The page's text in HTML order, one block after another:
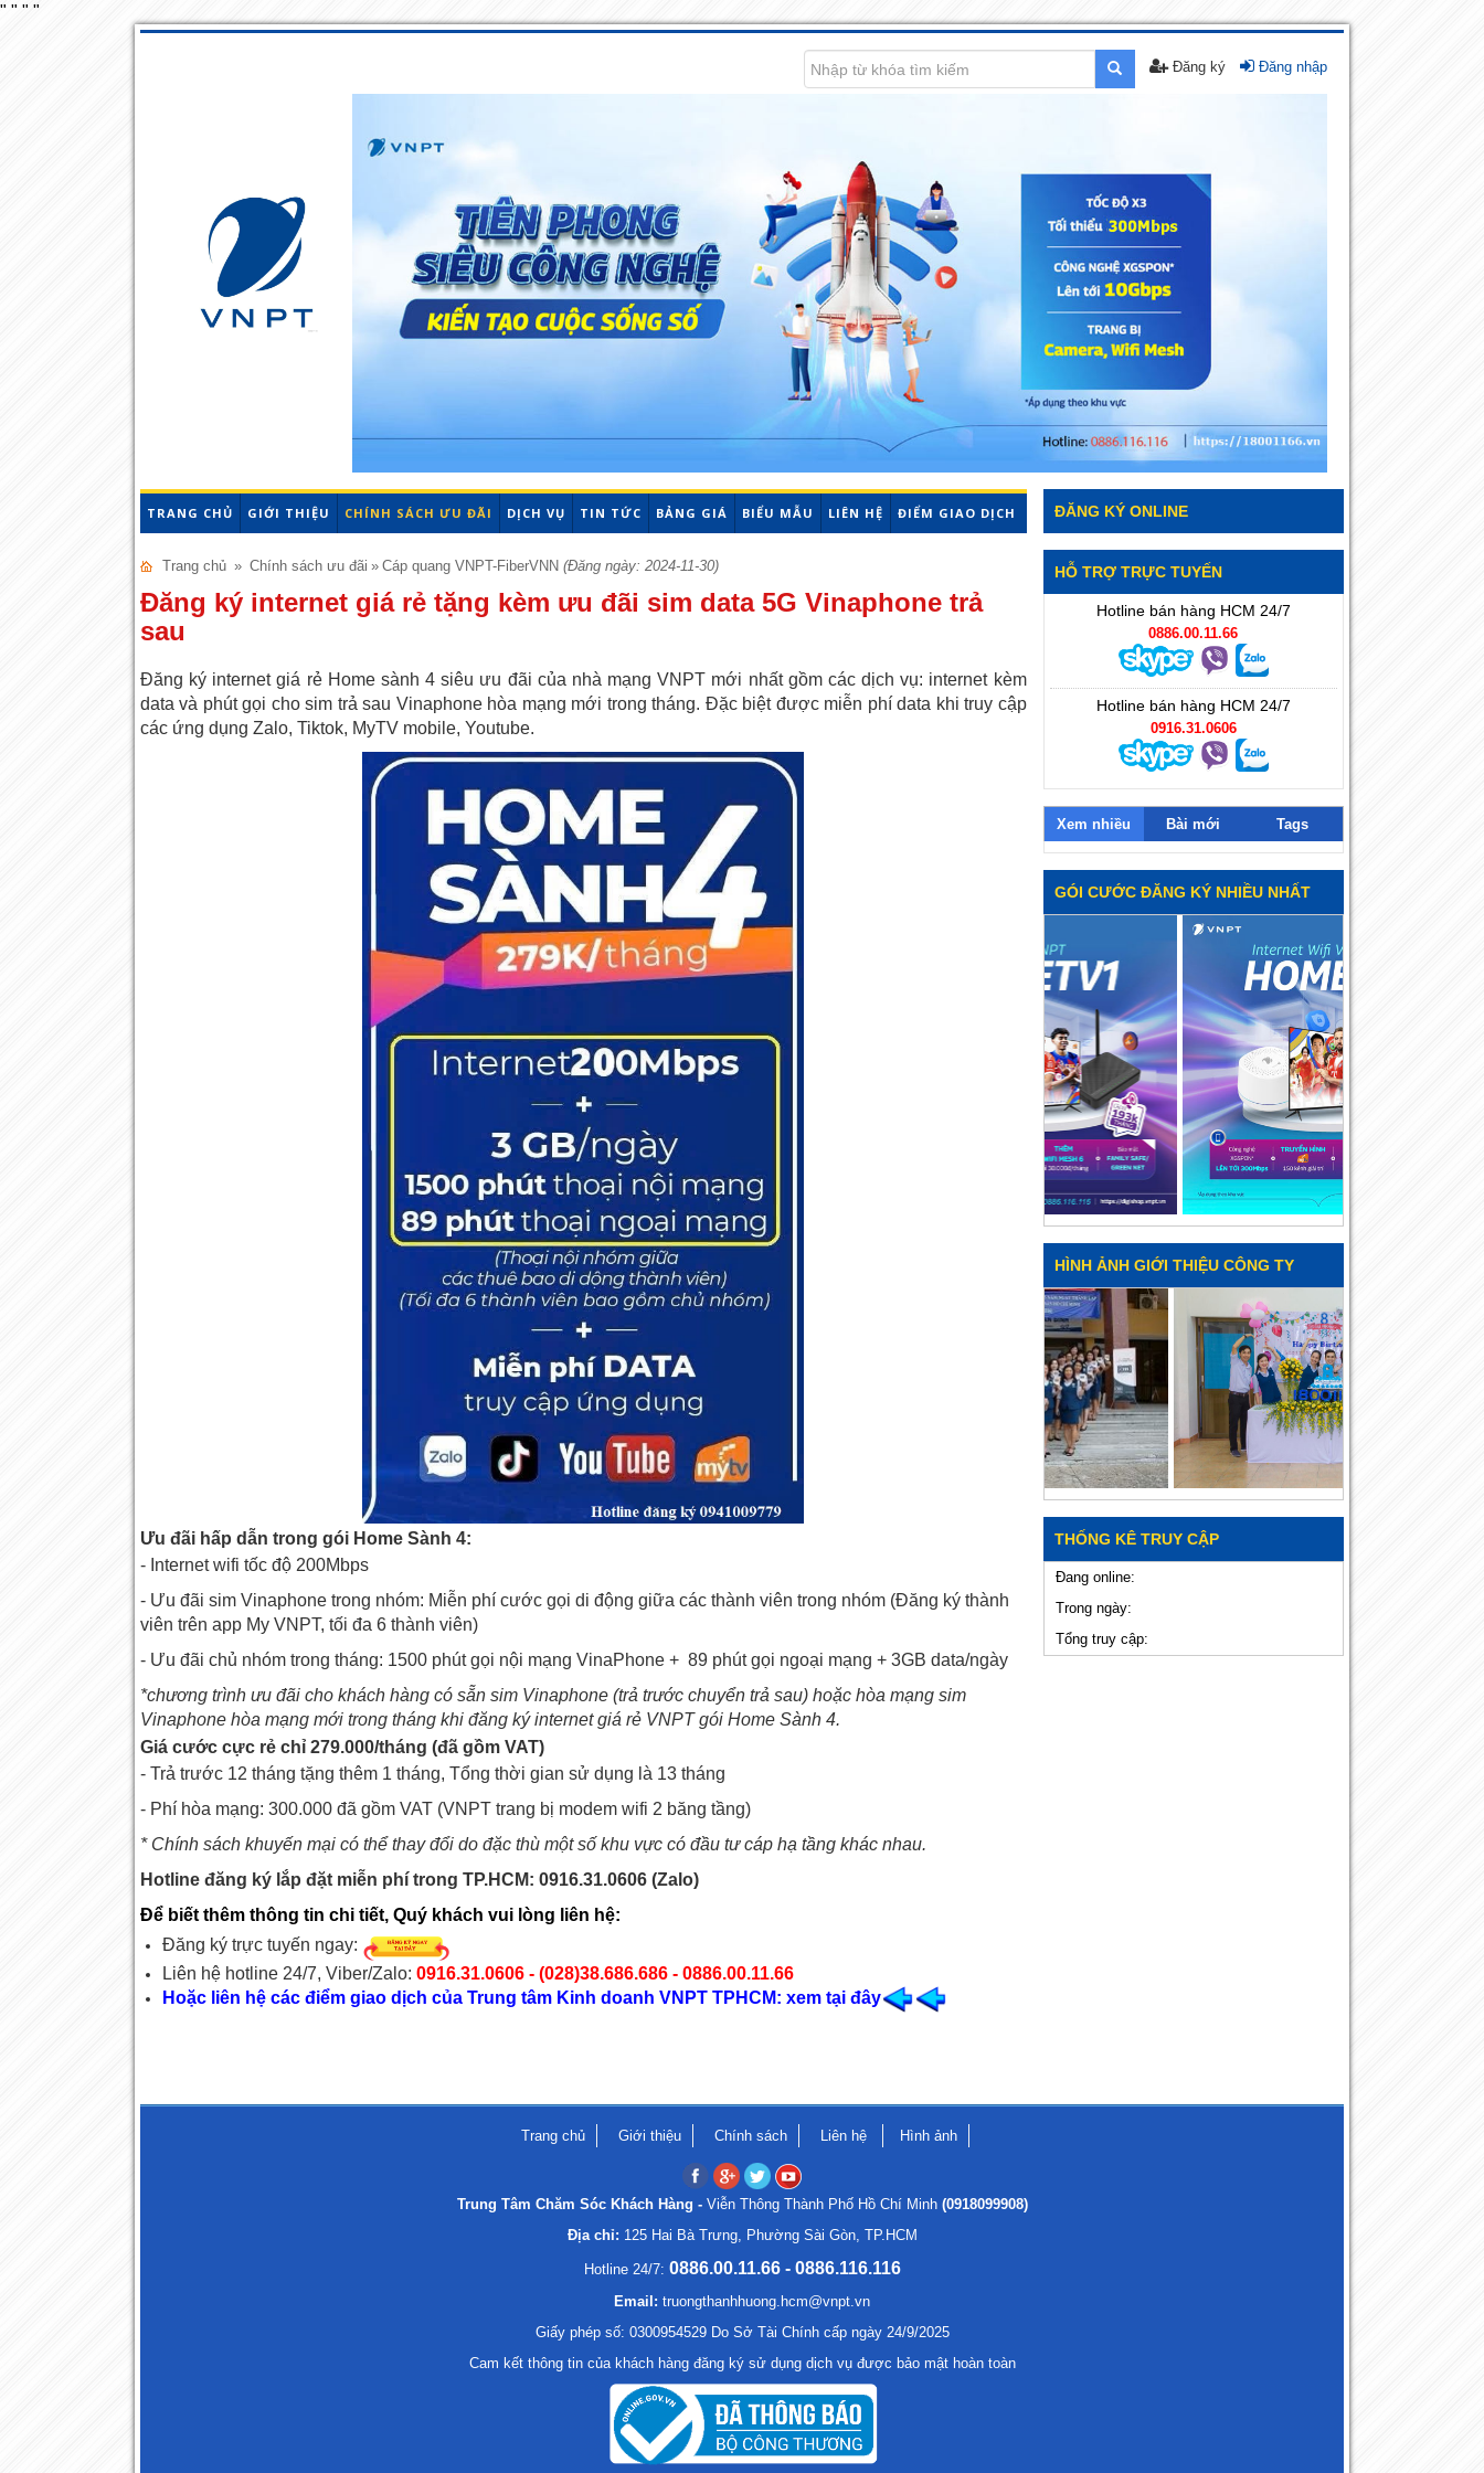
" " " "
Đăng ký Đăng nhập
TRANG CHỦ GIỚI THIỆU CHÍNH SÁCH ƯU ĐÃI DỊCH VỤ TIN TỨC BẢNG GIÁ BIỂU MẪU LIÊN HỆ ĐIỂM GIAO DỊCH
Trang chủ » Chính sách ưu đãi » Cáp quang VNPT-FiberVNN (Đăng ngày: 2024-11-30)
Đăng ký internet giá rẻ tặng kèm ưu đãi sim data 5G Vinaphone trả
sau
Đăng ký internet giá rẻ Home sành 4 siêu ưu đãi của nhà mạng VNPT mới nhất gồm các dịch vụ: internet kèm
data và phút gọi cho sim trả sau Vinaphone hòa mạng mới trong tháng. Đặc biệt được miễn phí data khi truy cập
các ứng dụng Zalo, Tiktok, MyTV mobile, Youtube.
Ưu đãi hấp dẫn trong gói Home Sành 4:
- Internet wifi tốc độ 200Mbps
- Ưu đãi sim Vinaphone trong nhóm: Miễn phí cước gọi di động giữa các thành viên trong nhóm (Đăng ký thành
viên trên app My VNPT, tối đa 6 thành viên)
- Ưu đãi chủ nhóm trong tháng: 1500 phút gọi nội mạng VinaPhone + 89 phút gọi ngoại mạng + 3GB data/ngày
*chương trình ưu đãi cho khách hàng có sẵn sim Vinaphone (trả trước chuyển trả sau) hoặc hòa mạng sim
Vinaphone hòa mạng mới trong tháng khi đăng ký internet giá rẻ VNPT gói Home Sành 4.
Giá cước cực rẻ chỉ 279.000/tháng (đã gồm VAT)
- Trả trước 12 tháng tặng thêm 1 tháng, Tổng thời gian sử dụng là 13 tháng
- Phí hòa mạng: 300.000 đã gồm VAT (VNPT trang bị modem wifi 2 băng tầng)
* Chính sách khuyến mại có thể thay đổi do đặc thù một số khu vực có đầu tư cáp hạ tầng khác nhau.
Hotline đăng ký lắp đặt miễn phí trong TP.HCM: 0916.31.0606 (Zalo)
Để biết thêm thông tin chi tiết, Quý khách vui lòng liên hệ:
Đăng ký trực tuyến ngay:
Liên hệ hotline 24/7, Viber/Zalo: 0916.31.0606 - (028)38.686.686 - 0886.00.11.66
Hoặc liên hệ các điểm giao dịch của Trung tâm Kinh doanh VNPT TPHCM: xem tại đây
ĐĂNG KÝ ONLINE
HỖ TRỢ TRỰC TUYẾN
Hotline bán hàng HCM 24/7
0886.00.11.66
Hotline bán hàng HCM 24/7
0916.31.0606
Xem nhiều Bài mới Tags
GÓI CƯỚC ĐĂNG KÝ NHIỀU NHẤT
HÌNH ẢNH GIỚI THIỆU CÔNG TY
THỐNG KÊ TRUY CẬP
Đang online:
Trong ngày:
Tổng truy cập:
Trang chủ Giới thiệu Chính sách Liên hệ Hình ảnh
Trung Tâm Chăm Sóc Khách Hàng - Viễn Thông Thành Phố Hồ Chí Minh(0918099908)
Địa chỉ: 125 Hai Bà Trưng, Phường Sài Gòn, TP.HCM
Hotline 24/7: 0886.00.11.66 - 0886.116.116
Email: truongthanhhuong.hcm@vnpt.vn
Giấy phép số: 0300954529 Do Sở Tài Chính cấp ngày 24/9/2025
Cam kết thông tin của khách hàng đăng ký sử dụng dịch vụ được bảo mật hoàn toàn